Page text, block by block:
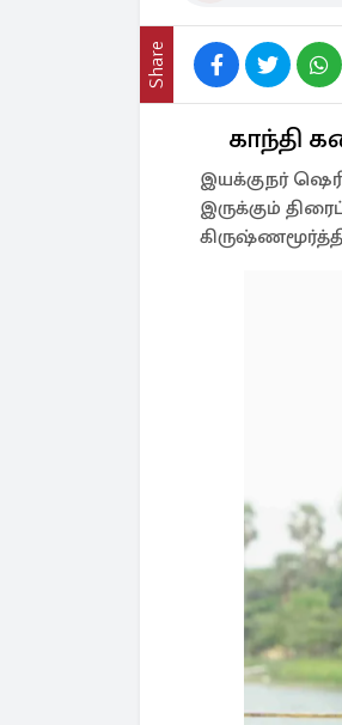
Share
காந்தி
இயக்குநர்
இருக்கும்